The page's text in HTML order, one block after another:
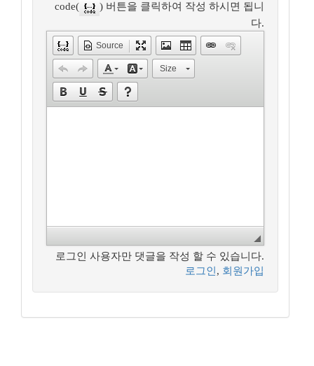
code(
) 버튼을 클릭하여 작성 하시면 됩니
다.
Source
Size
로그인 사용자만 댓글을 작성 할 수 있습니다.
로그인 , 회원가입